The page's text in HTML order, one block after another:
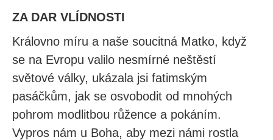
ZA DAR VLÍDNOSTI
Královno míru a naše soucitná Matko, když
se na Evropu valilo nesmírné neštěstí
světové války, ukázala jsi fatimským
pasáčkům, jak se osvobodit od mnohých
pohrom modlitbou růžence a pokáním.
Vypros nám u Boha, aby mezi námi rostla